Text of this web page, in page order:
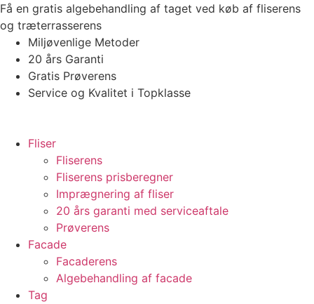
Videre
til
indhold
Få en gratis algebehandling af taget ved køb af fliserens
og træterrasserens
Miljøvenlige Metoder
20 års Garanti
Gratis Prøverens
Service og Kvalitet i Topklasse
Fliser
Fliserens
Fliserens prisberegner
Imprægnering af fliser
20 års garanti med serviceaftale
Prøverens
Facade
Facaderens
Algebehandling af facade
Tag